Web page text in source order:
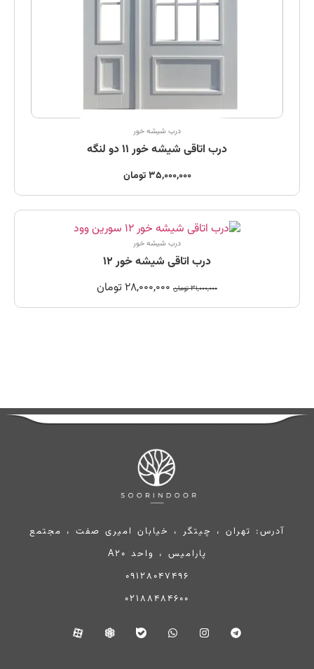
درب شیشه خور
درب اتاقی شیشه خور 11 دو لنگه
35,000,000 تومان
درب شیشه خور
درب اتاقی شیشه خور 12
31,000,000 تومان 28,000,000 تومان
آدرس: تهران ، چیتگر ، خیابان امیری صفت ، مجتمع
پارامیس ، واحد A20
09128047496
02188484600